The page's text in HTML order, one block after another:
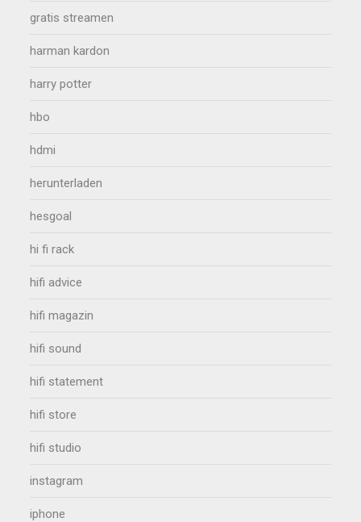
gratis streamen
harman kardon
harry potter
hbo
hdmi
herunterladen
hesgoal
hi fi rack
hifi advice
hifi magazin
hifi sound
hifi statement
hifi store
hifi studio
instagram
iphone